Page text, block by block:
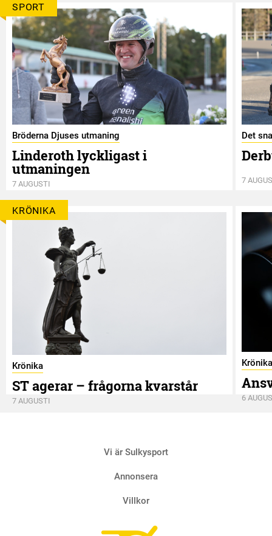
SPORT
Bröderna Djuses utmaning
Linderoth lyckligast i
utmaningen
7 AUGUSTI
Det
7
KRÖNIKA
Krönika
ST agerar – frågorna kvarstår
7 AUGUSTI
Krönika
6
Vi är Sulkysport
Annonsera
Villkor